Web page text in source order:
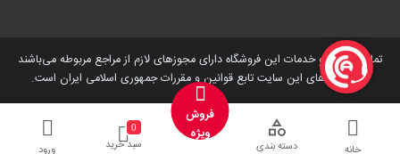
تمامی کالاها و خدمات این فروشگاه دارای مجوز‌های لازم از مراجع مربوطه می‌باشند
و فعالیت های این سایت تابع قوانین و مقررات جمهوری اسلامی ایران است.
خانه دسته بندی
فروش
ویژه
0
سبد خرید ورود